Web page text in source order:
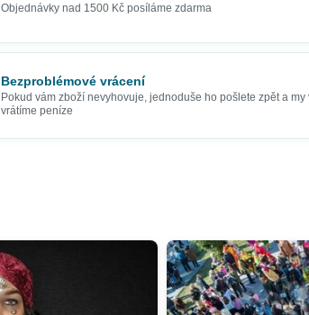
Objednávky nad 1500 Kč posíláme zdarma
Bezproblémové vrácení
Pokud vám zboží nevyhovuje, jednoduše ho pošlete zpět a my
vrátíme peníze